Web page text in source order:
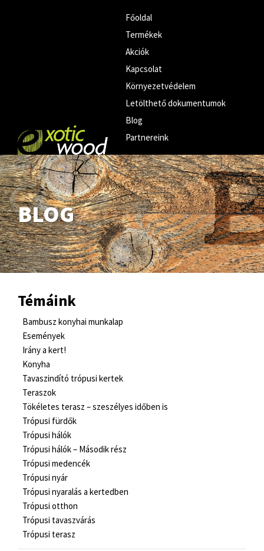
Főoldal
Termékek
Akciók
Kapcsolat
Környezetvédelem
Letölthető dokumentumok
Blog
Partnereink
BLOG
Témáink
Bambusz konyhai munkalap
Események
Irány a kert!
Konyha
Tavaszindító trópusi kertek
Teraszok
Tökéletes terasz – szeszélyes időben is
Trópusi fürdők
Trópusi hálók
Trópusi hálók – Második rész
Trópusi medencék
Trópusi nyár
Trópusi nyaralás a kertedben
Trópusi otthon
Trópusi tavaszvárás
Trópusi terasz